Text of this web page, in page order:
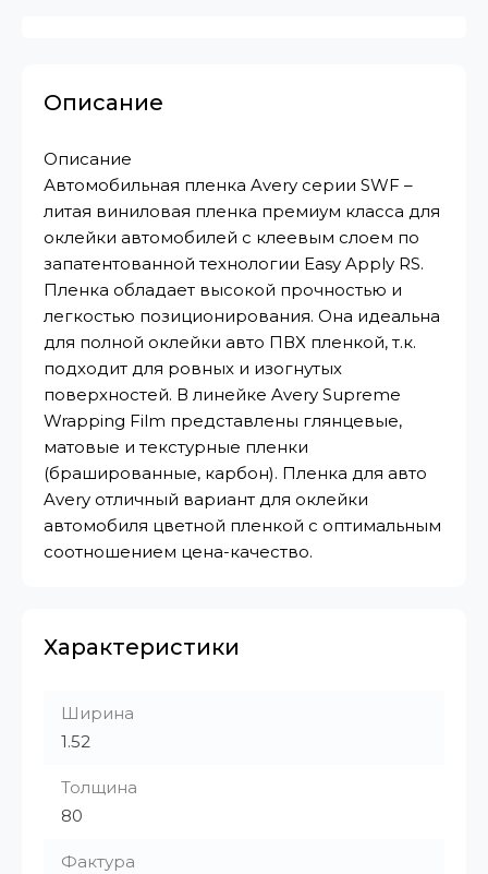
Описание
Описание
Автомобильная пленка Avery серии SWF –
литая виниловая пленка премиум класса для
оклейки автомобилей с клеевым слоем по
запатентованной технологии Easy Apply RS.
Пленка обладает высокой прочностью и
легкостью позиционирования. Она идеальна
для полной оклейки авто ПВХ пленкой, т.к.
подходит для ровных и изогнутых
поверхностей. В линейке Avery Supreme
Wrapping Film представлены глянцевые,
матовые и текстурные пленки
(брашированные, карбон). Пленка для авто
Avery отличный вариант для оклейки
автомобиля цветной пленкой с оптимальным
соотношением цена-качество.
Характеристики
Ширина
1.52
Толщина
80
Фактура